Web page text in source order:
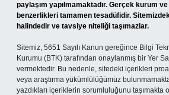
paylaşım yapılmamaktadır. Gerçek kurum
benzerlikleri tamamen tesadüfidir.
halindedir ve tavsiye niteliği taşımazlar.
Sitemiz, 5651 Sayılı Kanun gereğince Bilgi
Kurumu (BTK) tarafından onaylanmış bir Yer
vermektedir. Bu nedenle, sitedeki içerikleri
veya araştırma yükümlülüğümüz
yazdıkları içeriklerin sorumluluğunu taşımakta